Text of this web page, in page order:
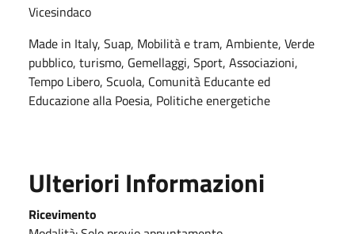
Vicesindaco
Made in Italy, Suap, Mobilità e tram, Ambiente, Verde
pubblico, turismo, Gemellaggi, Sport, Associazioni,
Tempo Libero, Scuola, Comunità Educante ed
Educazione alla Poesia, Politiche energetiche
Ulteriori Informazioni
Ricevimento